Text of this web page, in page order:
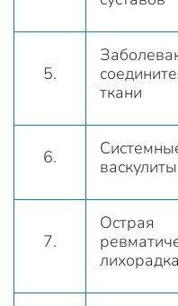
5.
ткани
6.
васкулиты
7.
Острая
лихорадка